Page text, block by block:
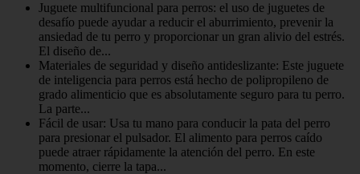
Juguete multifuncional para perros: el uso de juguetes de
desafío puede ayudar a reducir el aburrimiento, prevenir la
ansiedad de tu perro y proporcionar un gran alivio del estrés.
El diseño de...
Materiales de seguridad y diseño antideslizante: Este juguete
de inteligencia para perros está hecho de polipropileno de
grado alimenticio que es absolutamente seguro para tu perro.
La parte...
Fácil de usar: Usa tu mano para conducir la pata del perro
para presionar el pulsador. El alimento para perros caído
puede atraer rápidamente la atención del perro. En este
momento, cierre la tapa...